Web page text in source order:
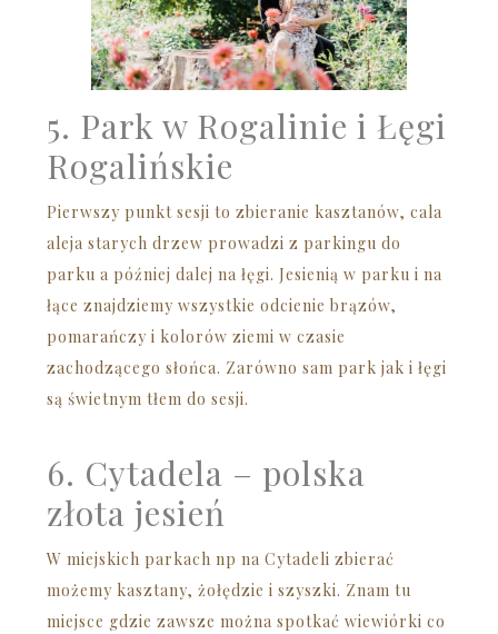
5. Park w Rogalinie i Łęgi
Rogalińskie
Pierwszy punkt sesji to zbieranie kasztanów, cala
aleja starych drzew prowadzi z parkingu do
parku a później dalej na łęgi. Jesienią w parku i na
łące znajdziemy wszystkie odcienie brązów,
pomarańczy i kolorów ziemi w czasie
zachodzącego słońca. Zarówno sam park jak i łęgi
są świetnym tłem do sesji.
6. Cytadela – polska
złota jesień
W miejskich parkach np na Cytadeli zbierać
możemy kasztany, żołędzie i szyszki. Znam tu
miejsce gdzie zawsze można spotkać wiewiórki co